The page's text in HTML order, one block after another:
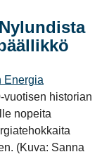
vuotisen historian
nopeita
(Kuva: Sanna